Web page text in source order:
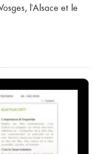
l'Alsace et le